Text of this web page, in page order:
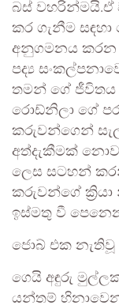
බස් වහරින්මයි.ඒ
කර ගැනීම
අනුගමනය කරන
පද්‍ය
තමන් ගේ
රොඩ්නිලා ගේ
කරුවන්ගෙන්
අත්දැකීමක්
ලෙස සටහන්
කරුවන්ගේ
ඉස්මතු වී
ජොබ් එක නැතිවූ
ගෙයි අඳුරු
යන්තම්